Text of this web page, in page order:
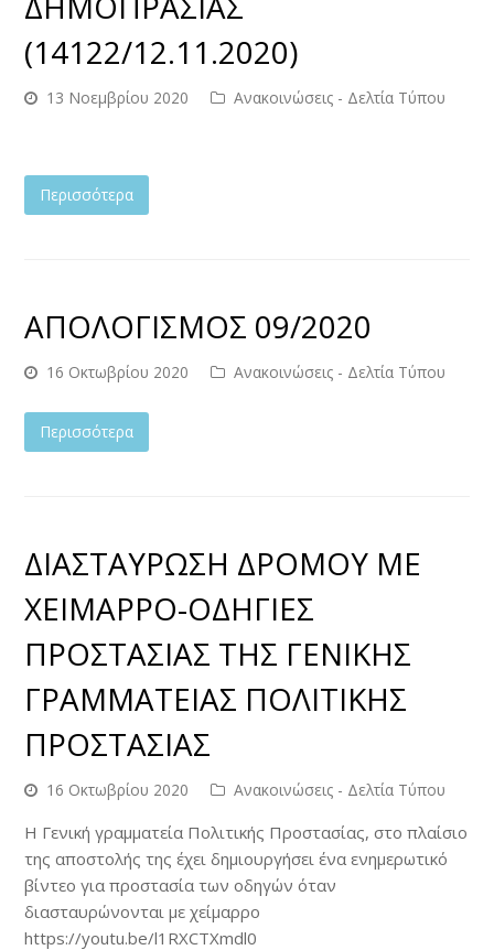
(14122/12.11.2020)
13 Νοεμβρίου 2020 Ανακοινώσεις - Δελτία Τύπου
Περισσότερα
ΑΠΟΛΟΓΙΣΜΟΣ 09/2020
16 Οκτωβρίου 2020 Ανακοινώσεις - Δελτία Τύπου
Περισσότερα
ΔΙΑΣΤΑΥΡΩΣΗ ΔΡΟΜΟΥ ΜΕ
ΧΕΙΜΑΡΡΟ-ΟΔΗΓΙΕΣ
ΠΡΟΣΤΑΣΙΑΣ ΤΗΣ ΓΕΝΙΚΗΣ
ΓΡΑΜΜΑΤΕΙΑΣ ΠΟΛΙΤΙΚΗΣ
ΠΡΟΣΤΑΣΙΑΣ
16 Οκτωβρίου 2020 Ανακοινώσεις - Δελτία Τύπου
Η Γενική γραμματεία Πολιτικής Προστασίας, στο πλαίσιο
της αποστολής της έχει δημιουργήσει ένα ενημερωτικό
βίντεο για προστασία των οδηγών όταν
διασταυρώνονται με χείμαρρο
https://youtu.be/l1RXCTXmdl0